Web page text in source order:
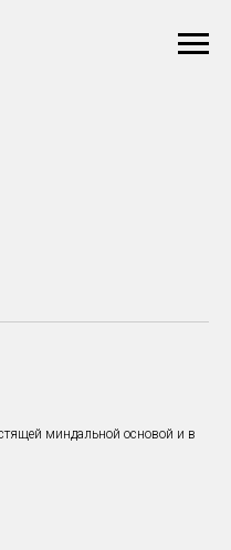
миндальной основой и в